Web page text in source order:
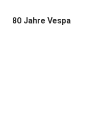
80 Jahre Vespa